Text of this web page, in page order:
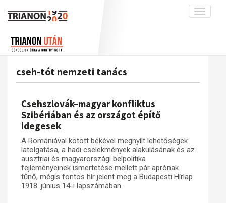
Toggle
interpretációk
A békerendszer megszilárdulása
Galéria
Emlékművek (feltöltés alatt)
Menekültek
Visszhang
Publikációk
Kapcsolat
Trianon-kommentár
cseh-tót nemzeti tanács
Csehszlovák–magyar konfliktus
Szibériában és az országot építő
idegesek
A Romániával kötött békével megnyílt lehetőségek
latolgatása, a hadi cselekmények alakulásának és az
ausztriai és magyarországi belpolitika
fejleményeinek ismertetése mellett pár aprónak
tűnő, mégis fontos hír jelent meg a Budapesti Hírlap
1918. június 14-i lapszámában.